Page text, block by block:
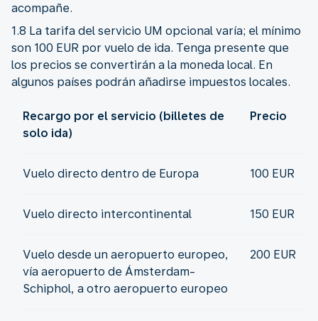
acompañe.
1.8 La tarifa del servicio UM opcional varía; el mínimo
son 100 EUR por vuelo de ida. Tenga presente que
los precios se convertirán a la moneda local. En
algunos países podrán añadirse impuestos locales.
Recargo por el servicio (billetes de
solo ida)
Precio
Vuelo directo dentro de Europa 100 EUR
Vuelo directo intercontinental 150 EUR
Vuelo desde un aeropuerto europeo,
vía aeropuerto de Ámsterdam-
Schiphol, a otro aeropuerto europeo
200 EUR